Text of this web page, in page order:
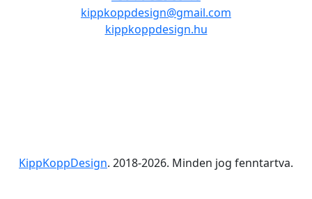
kippkoppdesign@gmail.com
kippkoppdesign.hu
KippKoppDesign. 2018-2026. Minden jog fenntartva.